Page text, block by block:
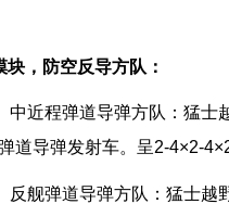
块，防空反导方队：
中近程弹道导弹方队：猛
道导弹发射车。呈2-4×2-4×2
反舰弹道导弹方队：猛士越